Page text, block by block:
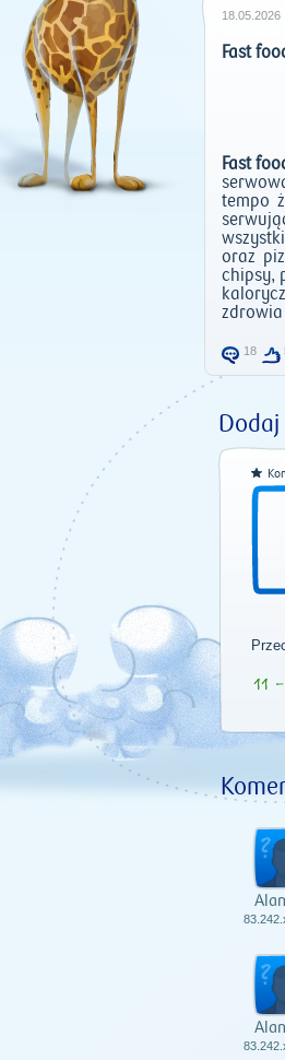
18.05.2026
Fast
Fast
tempo
oraz
chipsy,
18
Dodaj